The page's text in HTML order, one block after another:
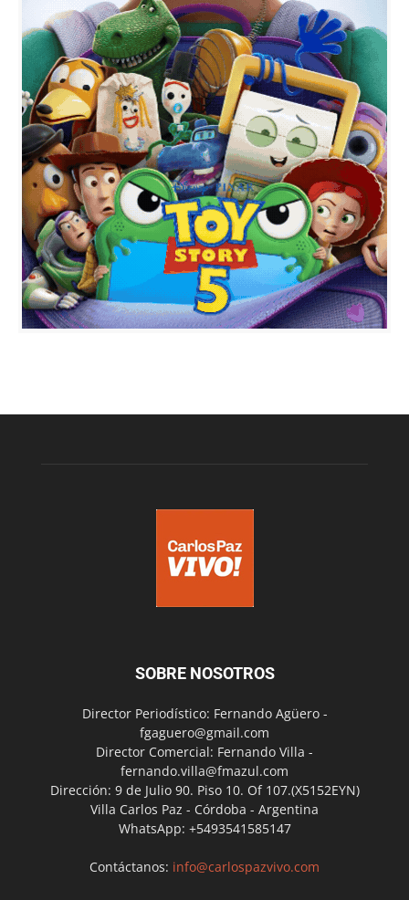
SOBRE NOSOTROS
Director Periodístico: Fernando Agüero -
fgaguero@gmail.com
Director Comercial: Fernando Villa -
fernando.villa@fmazul.com
Dirección: 9 de Julio 90. Piso 10. Of 107.(X5152EYN)
Villa Carlos Paz - Córdoba - Argentina
WhatsApp: +5493541585147
Contáctanos: info@carlospazvivo.com